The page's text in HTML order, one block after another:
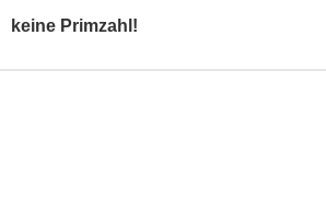
keine Primzahl!